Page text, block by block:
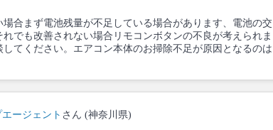
場合まず電池残量が不足している場合があります、電池の交
でも改善されない場合リモコンボタンの不良が考えられま
てください。エアコン本体のお掃除不足が原因となるのは
ージェント さん (神奈川県)